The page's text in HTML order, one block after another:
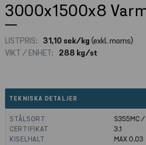
3000x1500x8
LISTPRIS: 31,10 sek/kg(exkl. moms)
VIKT / ENHET:
288 kg/st
TEKNISKA DETALJER
STÅLSORT
S355MC
CERTIFIKAT
3.1
KISELHALT
MAX 0.03